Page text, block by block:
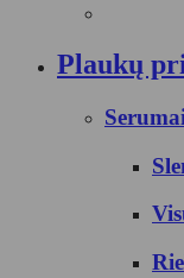
Plaukų
Serumai